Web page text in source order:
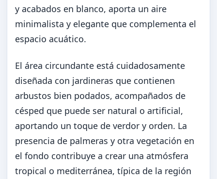
y acabados en blanco, aporta un aire
minimalista y elegante que complementa el
espacio acuático.
El área circundante está cuidadosamente
diseñada con jardineras que contienen
arbustos bien podados, acompañados de
césped que puede ser natural o artificial,
aportando un toque de verdor y orden. La
presencia de palmeras y otra vegetación en
el fondo contribuye a crear una atmósfera
tropical o mediterránea, típica de la región